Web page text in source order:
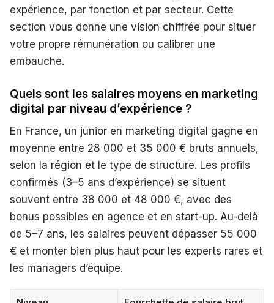
expérience, par fonction et par secteur. Cette
section vous donne une vision chiffrée pour situer
votre propre rémunération ou calibrer une
embauche.
Quels sont les salaires moyens en marketing
digital par niveau d’expérience ?
En France, un junior en marketing digital gagne en
moyenne entre 28 000 et 35 000 € bruts annuels,
selon la région et le type de structure. Les profils
confirmés (3–5 ans d’expérience) se situent
souvent entre 38 000 et 48 000 €, avec des
bonus possibles en agence et en start-up. Au-delà
de 5–7 ans, les salaires peuvent dépasser 55 000
€ et monter bien plus haut pour les experts rares et
les managers d’équipe.